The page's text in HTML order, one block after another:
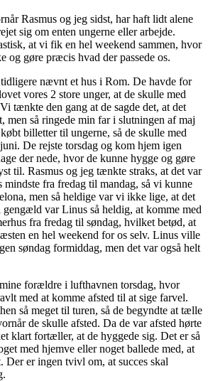
Rasmus og jeg sidst, har haft lidt alene
sig om enten ungerne eller arbejde.
at vi fik en hel weekend sammen, hvor
og gøre præcis hvad der passede os.
nævnt et hus i Rom. De havde for
vores 2 store unger, at de skulle med
tænkte den gang at de sagde det, at det
men så ringede min far i slutningen af maj
billetter til ungerne, så de skulle med
De rejste torsdag og kom hjem igen
der nede, hvor de kunne hygge og gøre
til. Rasmus og jeg tænkte straks, at det var
mindste fra fredag til mandag, så vi kunne
men så heldige var vi ikke lige, at det
var Linus så heldig, at komme med
fra fredag til søndag, hvilket betød, at
en hel weekend for os selv. Linus ville
søndag formiddag, men det var også helt
forældre i lufthavnen torsdag, hvor
med at komme afsted til at sige farvel.
så meget til turen, så de begyndte at tælle
de skulle afsted. Da de var afsted hørte
klart fortæller, at de hyggede sig. Det er så
med hjemve eller noget ballede med, at
Der er ingen tvivl om, at succes skal